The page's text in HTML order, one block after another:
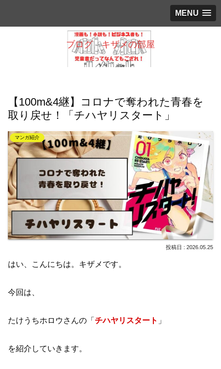
MENU
ブログ キザメの部屋
【100m&4継】コロナで奪われた青春を
取り戻せ！「チハヤリスタート」
マンガ紹介
2026.05.25
はい、こんにちは。キザメです。
今回は、
たけうちホロウさんの「 チハヤリスタート 」
を紹介していきます。